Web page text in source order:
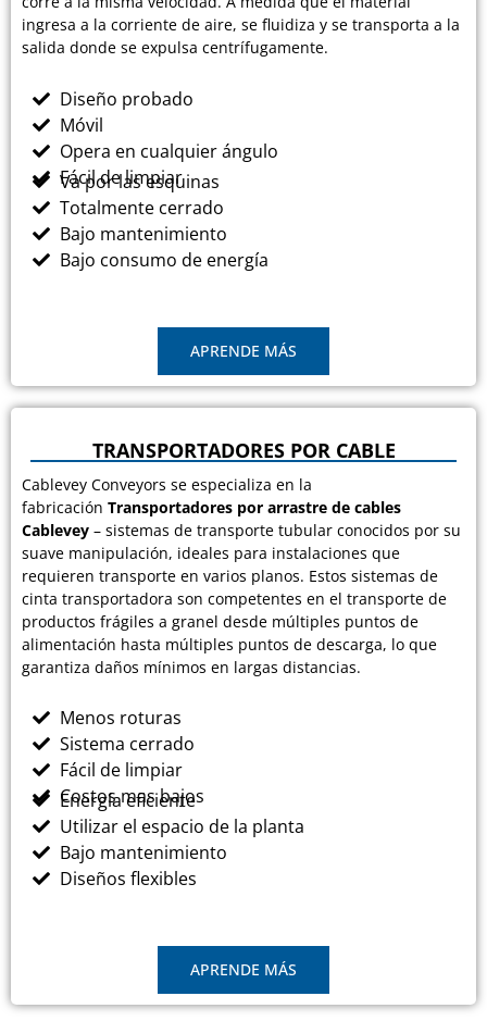
ingresa a la corriente de aire, se fluidiza y se transporta a la
salida donde se expulsa centrífugamente.
Diseño probado
Móvil
Opera en cualquier ángulo
Fácil de limpiar
Va por las esquinas
Totalmente cerrado
Bajo mantenimiento
Bajo consumo de energía
APRENDE MÁS
TRANSPORTADORES POR CABLE
Cablevey Conveyors se especializa en la
fabricación Transportadores por arrastre de cables
Cablevey – sistemas de transporte tubular conocidos por su
suave manipulación, ideales para instalaciones que
requieren transporte en varios planos. Estos sistemas de
cinta transportadora son competentes en el transporte de
productos frágiles a granel desde múltiples puntos de
alimentación hasta múltiples puntos de descarga, lo que
garantiza daños mínimos en largas distancias.
Menos roturas
Sistema cerrado
Fácil de limpiar
Costos mas bajos
Energía eficiente
Utilizar el espacio de la planta
Bajo mantenimiento
Diseños flexibles
APRENDE MÁS